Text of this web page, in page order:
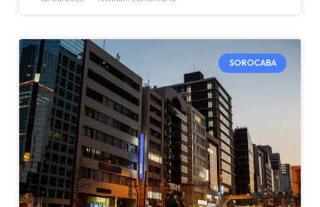
SOROCABA